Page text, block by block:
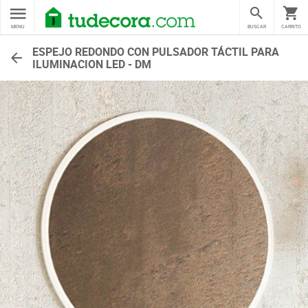
MENU CARRITO
BUSCAR
ESPEJO REDONDO CON PULSADOR TÁCTIL PARA
ILUMINACION LED - DM